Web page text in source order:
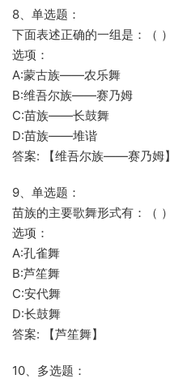
8、单选题：
下面表述正确的一组是：（ ）
选项：
A:蒙古族——农乐舞
B:维吾尔族——赛乃姆
C:苗族——长鼓舞
D:苗族——堆谐
答案: 【维吾尔族——赛乃姆】
9、单选题：
苗族的主要歌舞形式有：（ ）
选项：
A:孔雀舞
B:芦笙舞
C:安代舞
D:长鼓舞
答案: 【芦笙舞】
10、多选题：